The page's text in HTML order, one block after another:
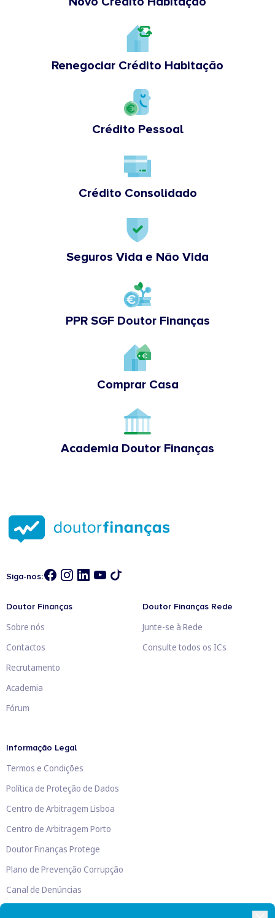
Renegociar Crédito Habitação
Crédito Pessoal
Crédito Consolidado
Seguros Vida e Não Vida
PPR SGF Doutor Finanças
Comprar Casa
Academia Doutor Finanças
Siga-nos:
Doutor Finanças
Sobre nós
Contactos
Recrutamento
Academia
Fórum
Doutor Finanças Rede
Junte-se à Rede
Consulte todos os ICs
Informação Legal
Termos e Condições
Política de Proteção de Dados
Centro de Arbitragem Lisboa
Centro de Arbitragem Porto
Doutor Finanças Protege
Plano de Prevenção Corrupção
Canal de Denúncias